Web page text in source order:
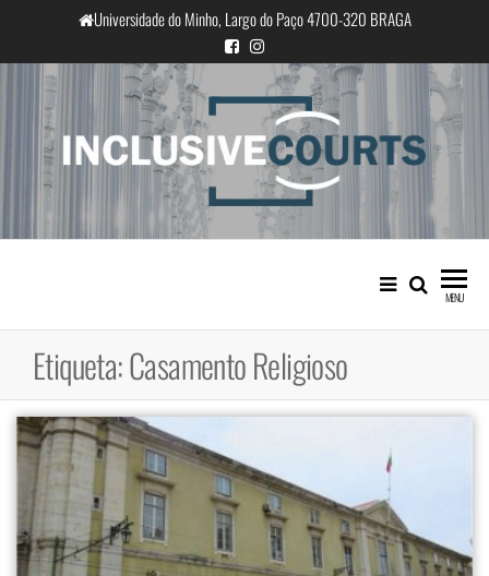
o
conteúdo
Universidade do Minho, Largo do Paço 4700-320 BRAGA
InclusiveCourts
Igualdade e diferença cultural na
prática judicial portuguesa
MENU
Etiqueta:Casamento Religioso